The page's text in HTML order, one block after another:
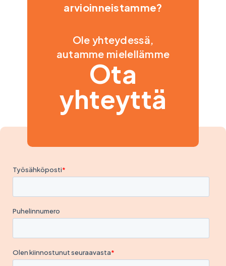
arvioinneistamme?
Ole yhteydessä,
autamme mielellämme
Ota
yhteyttä